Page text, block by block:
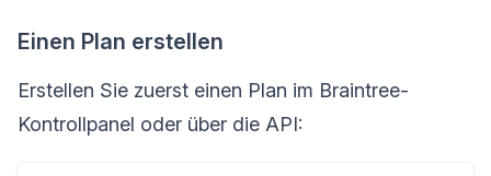
Einen Plan erstellen
Erstellen Sie zuerst einen Plan im Braintree-
Kontrollpanel oder über die API: